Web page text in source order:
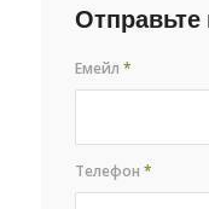
Емейл*
Телефон*